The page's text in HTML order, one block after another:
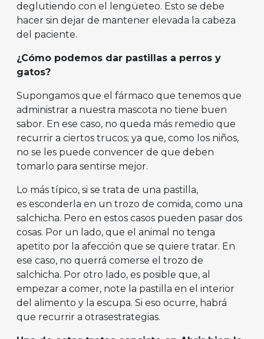
deglutiendo con el lengüeteo. Esto se debe
hacer sin dejar de mantener elevada la cabeza
del paciente.
¿Cómo podemos dar pastillas a perros y
gatos?
Supongamos que el fármaco que tenemos que
administrar a nuestra mascota no tiene buen
sabor. En ese caso, no queda más remedio que
recurrir a ciertos trucos; ya que, como los niños,
no se les puede convencer de que deben
tomarlo para sentirse mejor.
Lo más típico, si se trata de una pastilla,
es esconderla en un trozo de comida, como una
salchicha. Pero en estos casos pueden pasar dos
cosas. Por un lado, que el animal no tenga
apetito por la afección que se quiere tratar. En
ese caso, no querrá comerse el trozo de
salchicha. Por otro lado, es posible que, al
empezar a comer, note la pastilla en el interior
del alimento y la escupa. Si eso ocurre, habrá
que recurrir a otrasestrategias.